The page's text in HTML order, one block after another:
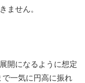
ません。
開になるように想定
一気に円高に振れ